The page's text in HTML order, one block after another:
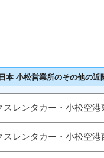
本 小松営業所のその他の近
スレンタカー・小松空港
スレンタカー・小松空港